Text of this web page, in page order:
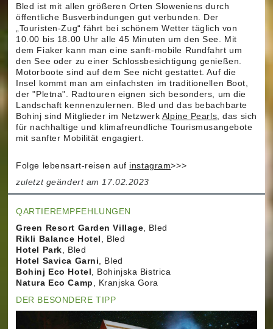
Bled ist mit allen größeren Orten Sloweniens durch
öffentliche Busverbindungen gut verbunden. Der
„Touristen-Zug“ fährt bei schönem Wetter täglich von
10.00 bis 18.00 Uhr alle 45 Minuten um den See. Mit
dem Fiaker kann man eine sanft-mobile Rundfahrt um
den See oder zu einer Schlossbesichtigung genießen.
Motorboote sind auf dem See nicht gestattet. Auf die
Insel kommt man am einfachsten im traditionellen Boot,
der "Pletna". Radtouren eignen sich besonders, um die
Landschaft kennenzulernen. Bled und das bebachbarte
Bohinj sind Mitglieder im Netzwerk Alpine Pearls , das sich
für nachhaltige und klimafreundliche Tourismusangebote
mit sanfter Mobilität engagiert.
Folge lebensart-reisen auf instagram>>>
zuletzt geändert am 17.02.2023
QARTIEREMPFEHLUNGEN
Green Resort Garden Village, Bled
Rikli Balance Hotel, Bled
Hotel Park, Bled
Hotel Savica Garni, Bled
Bohinj Eco Hotel, Bohinjska Bistrica
Natura Eco Camp, Kranjska Gora
DER BESONDERE TIPP